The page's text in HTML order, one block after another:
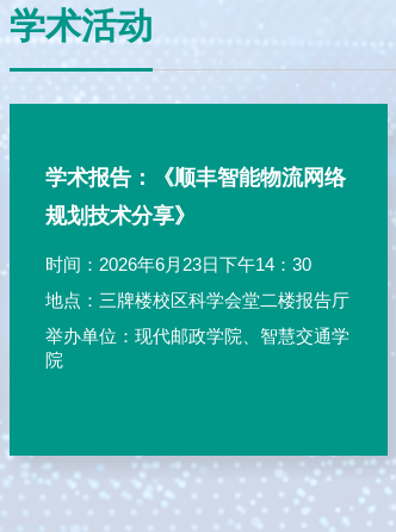
学术活动
学术报告：《顺丰智能物流网络
规划技术分享》
时间：2026年6月23日下午14：30
地点：三牌楼校区科学会堂二楼报告厅
举办单位：现代邮政学院、智慧交通学
院